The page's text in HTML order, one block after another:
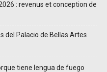
: revenus et conception de
del Palacio de Bellas Artes
tiene lengua de fuego